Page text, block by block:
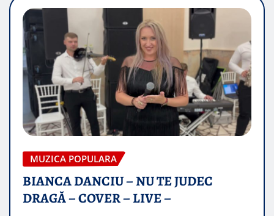
MUZICA POPULARA
BIANCA DANCIU – NU TE JUDEC
DRAGĂ – COVER – LIVE –